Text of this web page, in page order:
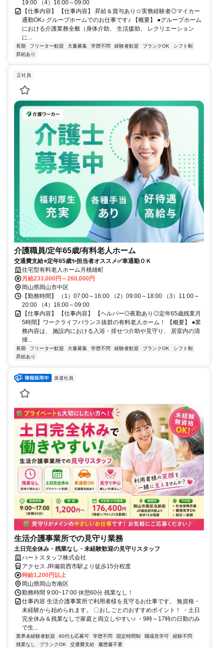
19:00 （4）16:00～09:00
【仕事内容】 【仕事内容】 昇給＆賞与あり☆実務経験者◎マイカー
通勤OK♪ グループホームでのお仕事です♪ 【概要】 ●グループホーム
における介護業務全般（身体介助、 生活援助、 レクリエーション
に...
長期 フリーター歓迎 大量募集 学歴不問 経験者歓迎 ブランクOK
シフト制
昇給あり
正社員
介護職員/定年65歳/有料老人ホーム
交通費支給⭐️定年65歳✨担当者オススメ✅️車通勤ＯＫ
住宅型有料老人ホーム月桃雄町
月給233,000円～260,000円
岡山県岡山市中区
【勤務時間】 （1）07:00～16:00 （2）09:00～18:00 （3）11:00～
20:00 （4）16:00～09:00
【仕事内容】 【仕事内容】 【ヘルパー◎夜勤あり◎定年65歳残業月
5時間】ワークライフバランス抜群の有料老人ホーム！ 【概要】 ●業
務内容は、 施設内における入浴・排せつ介助や見守り、 居室内の清
掃...
長期 フリーター歓迎 大量募集 学歴不問 経験者歓迎 ブランクOK
シフト制
昇給あり
派遣社員
生活介護事業所での見守り業務
土日完全休み・残業なし・未経験歓迎の見守りスタッフ
ハートスタッフ株式会社
アクセス JR備前西市駅より徒歩15分程度
時給1,200円以上
岡山県岡山市南区
勤務時間 9:00~17:00 休憩60分 残業なし！
仕事内容 生活介護事業所で利用者様を見守るお仕事です。 無資格・
未経験から始められます。 〇おしごとのおすすめポイント！ ・土日
完全休み＆残業なしで家庭と両立しやすい♪ ・9時～17時の日勤のみ
で生...
業界未経験者歓迎 60代も応募可 学歴不問 固定時間制 職場見学可
経験不問
残業なし
ブランクOK 交通費支給 履歴書不要